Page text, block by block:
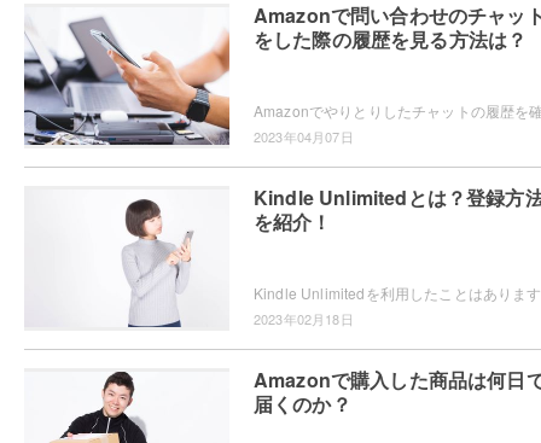
Amazonで問い合わせのチャッ
をした際の履歴を見る方法は？
2023年04月07日
Kindle Unlimitedとは？登録方
を紹介！
2023年02月18日
Amazonで購入した商品は何日
届くのか？